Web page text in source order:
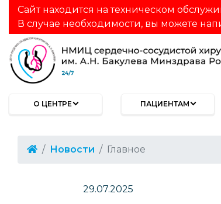
Сайт находится на техническом
В случае необходимости, вы можете
О ЦЕНТРЕ ПАЦИЕНТАМ
Новости Главное
29.07.2025